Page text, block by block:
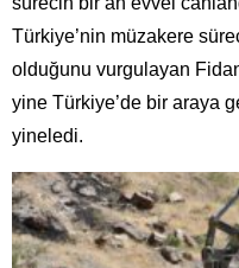
Türkiye’nin müzakere
olduğunu vurgulayan
yine Türkiye’de bir araya
yineledi.